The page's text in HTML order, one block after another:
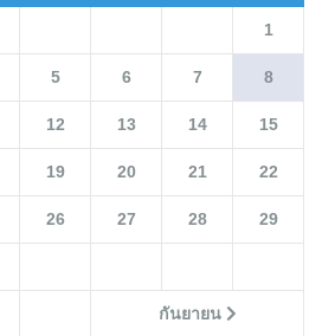
กันยายน
1
5 6 7 8
12 13 14 15
19 20 21 22
26 27 28 29